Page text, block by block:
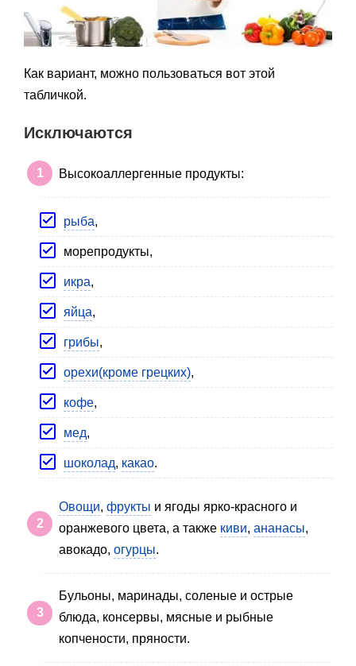
Как вариант, можно пользоваться вот этой
табличкой.
Исключаются
Высокоаллергенные продукты:
рыба,
морепродукты,
икра,
яйца,
грибы,
орехи(кроме грецких),
кофе,
мед,
шоколад, какао.
Овощи, фрукты и ягоды ярко-красного и
оранжевого цвета, а также киви, ананасы,
авокадо, огурцы.
Бульоны, маринады, соленые и острые
блюда, консервы, мясные и рыбные
копчености, пряности.